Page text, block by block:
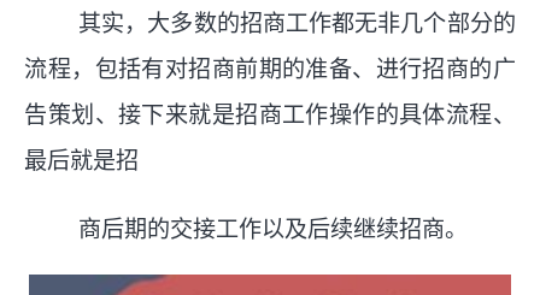
其实，大多数的招商工作都无非几个部分的
流程，包括有对招商前期的准备、进行招商的广
告策划、接下来就是招商工作操作的具体流程、
最后就是招
商后期的交接工作以及后续继续招商。